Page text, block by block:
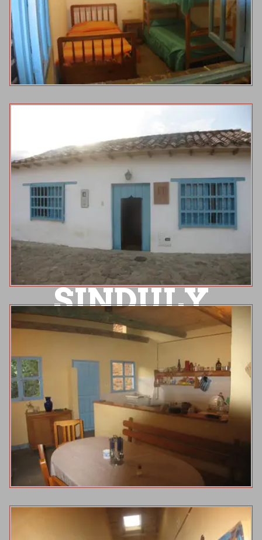
HOSTAL
SINDULY